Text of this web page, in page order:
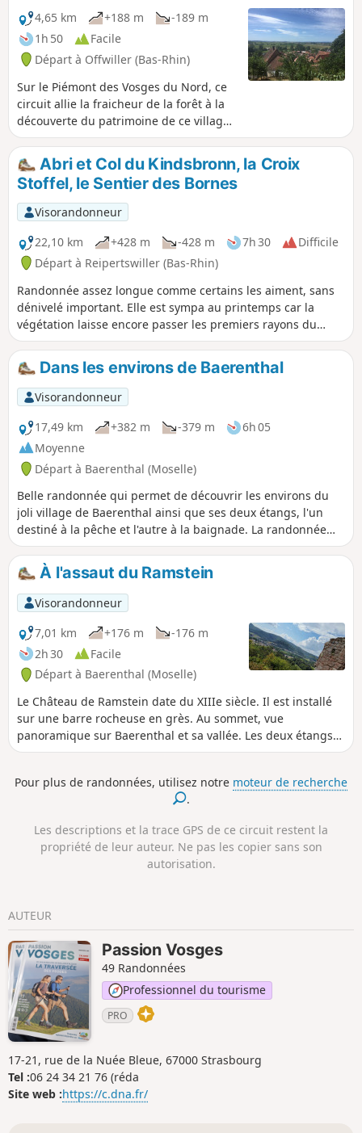
4,65 km
+188 m
-189 m
1h 50
Facile
Départ à Offwiller (Bas-Rhin)
Sur le Piémont des Vosges du Nord, ce
circuit allie la fraicheur de la forêt à la
découverte du patrimoine de ce village
à colombages typique du secteur.
Abri et Col du Kindsbronn, la Croix
Stoffel, le Sentier des Bornes
Visorandonneur
22,10 km
+428 m -428 m 7h 30
Difficile
Départ à Reipertswiller (Bas-Rhin)
Randonnée assez longue comme certains les aiment, sans
dénivelé important. Elle est sympa au printemps car la
végétation laisse encore passer les premiers rayons du
soleil mais reste praticable en toutes saisons et dispose
d'un abri bien placé pour déjeuner au sec.Aucune difficulté
sur le parcours si ce n'est la durée !
Dans les environs de Baerenthal
Visorandonneur
17,49 km
+382 m -379 m
6h 05
Moyenne
Départ à Baerenthal (Moselle)
Belle randonnée qui permet de découvrir les environs du
joli village de Baerenthal ainsi que ses deux étangs, l'un
destiné à la pêche et l'autre à la baignade. La randonnée
traverse la magnifique forêt mixte du Parc Naturel des
Vosges du Nord en empruntant des sentiers forestiers
larges ainsi que des sentiers plus étroits et techniques mais
sans grande difficulté.
À l'assaut du Ramstein
Visorandonneur
7,01 km
+176 m
-176 m
2h 30
Facile
Départ à Baerenthal (Moselle)
Le Château de Ramstein date du XIIIe siècle. Il est installé
sur une barre rocheuse en grès. Au sommet, vue
panoramique sur Baerenthal et sa vallée. Les deux étangs
de Ramstein et de Baerenthal ne manquent pas de charme
Pour plus de randonnées, utilisez notre moteur de recherche
.
Les descriptions et la trace GPS de ce circuit restent la
propriété de leur auteur. Ne pas les copier sans son
autorisation.
AUTEUR
Passion Vosges
49 Randonnées
Professionnel du tourisme
PRO
17-21, rue de la Nuée Bleue, 67000 Strasbourg
Tel :06 24 34 21 76 (réda
Site web :https://c.dna.fr/